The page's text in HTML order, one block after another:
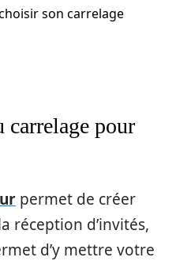
son carrelage
carrelage pour
permet de créer
réception d’invités,
d’y mettre votre